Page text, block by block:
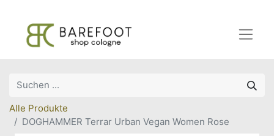
Alle Produkte
DOGHAMMER Terrar Urban Vegan Women Rose